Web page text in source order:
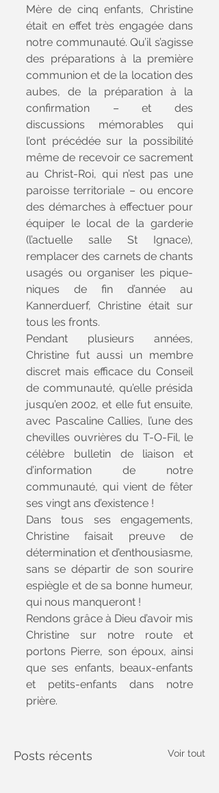
Mère de cinq enfants, Christine
était en effet très engagée dans
notre communauté. Qu’il s’agisse
des préparations à la première
communion et de la location des
aubes, de la préparation à la
confirmation – et des
discussions mémorables qui
l’ont précédée sur la possibilité
même de recevoir ce sacrement
au Christ-Roi, qui n’est pas une
paroisse territoriale – ou encore
des démarches à effectuer pour
équiper le local de la garderie
(l’actuelle salle St Ignace),
remplacer des carnets de chants
usagés ou organiser les pique-
niques de fin d’année au
Kannerduerf, Christine était sur
tous les fronts.
Pendant plusieurs années,
Christine fut aussi un membre
discret mais efficace du Conseil
de communauté, qu’elle présida
jusqu’en 2002, et elle fut ensuite,
avec Pascaline Callies, l’une des
chevilles ouvrières du T-O-Fil, le
célèbre bulletin de liaison et
d’information de notre
communauté, qui vient de fêter
ses vingt ans d’existence !
Dans tous ses engagements,
Christine faisait preuve de
détermination et d’enthousiasme,
sans se départir de son sourire
espiègle et de sa bonne humeur,
qui nous manqueront !
Rendons grâce à Dieu d’avoir mis
Christine sur notre route et
portons Pierre, son époux, ainsi
que ses enfants, beaux-enfants
et petits-enfants dans notre
prière.
Posts récents Voir tout